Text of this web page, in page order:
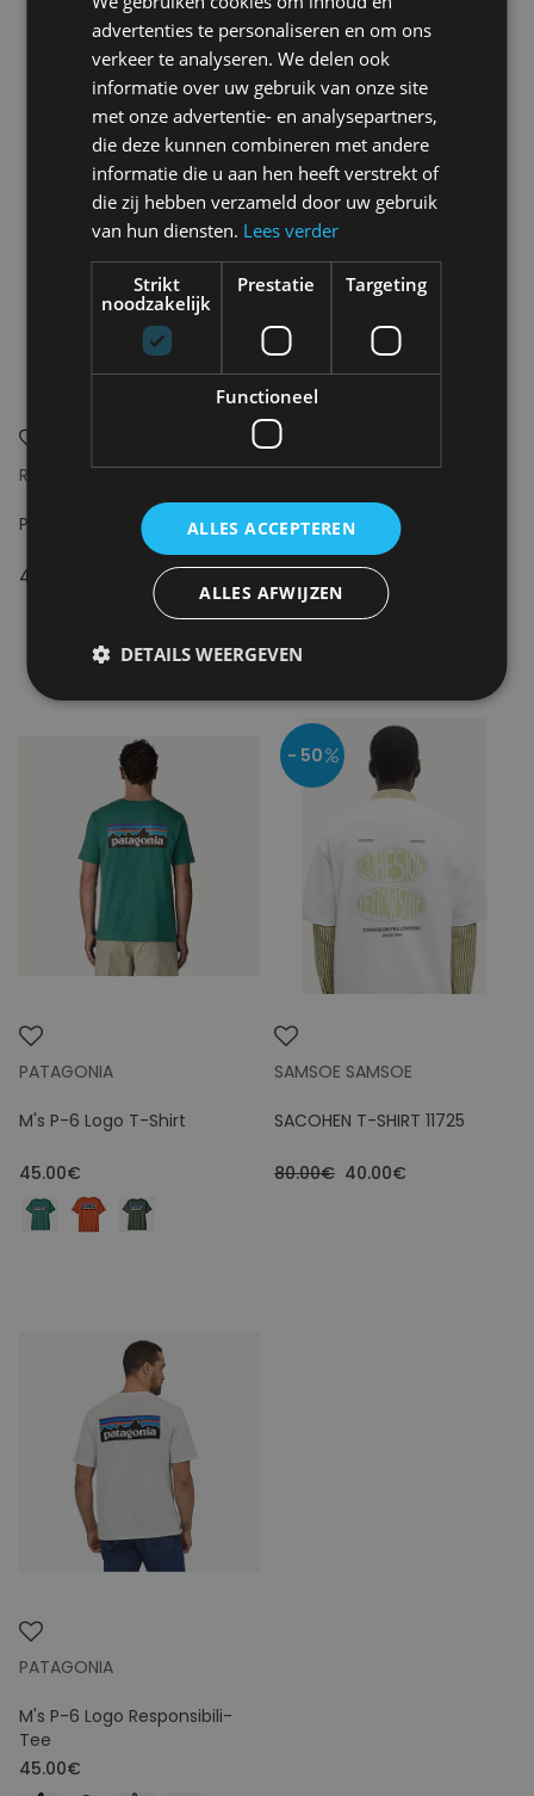
REVOLUTION
Printed T-shirt
44.95€
LES DEUX
Café Sweatshirt
PATAGONIA
M's P-6 Logo T-Shirt
45.00€
SAMSOE SAMSOE
SACOHEN T-SHIRT 11725
80.00€ 40.00€
- 50
PATAGONIA
M's P-6 Logo Responsibili-
Tee
45.00€
advertenties te personaliseren en om ons
verkeer te analyseren. We delen ook
informatie over uw gebruik van onze site
met onze advertentie- en analysepartners,
die deze kunnen combineren met andere
informatie die u aan hen heeft verstrekt of
die zij hebben verzameld door uw gebruik
van hun diensten. Lees verder
Strikt
noodzakelijk
Prestatie Targeting
Functioneel
ALLES ACCEPTEREN
ALLES AFWIJZEN
DETAILS WEERGEVEN